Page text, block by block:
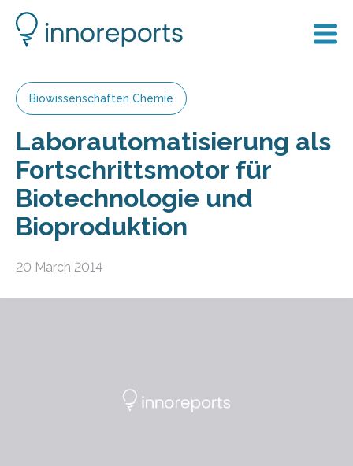
Biowissenschaften Chemie
Laborautomatisierung als
Fortschrittsmotor für
Biotechnologie und
Bioproduktion
20 March 2014